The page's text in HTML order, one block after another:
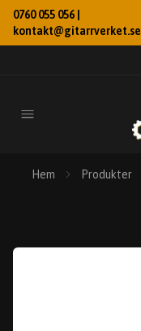
0760 055 056 |
kontakt@gitarrverket.se
Hem Produkter